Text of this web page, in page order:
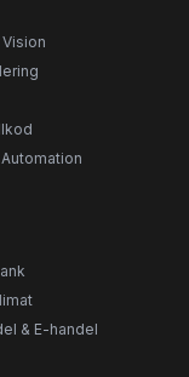
& E-handel